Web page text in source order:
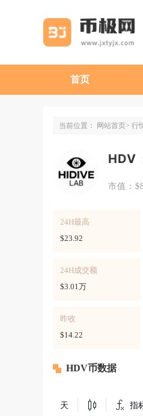
首页
当前位置： 网站首页 行
HDV
市值：
24H最高
$23.92
24H成交额
$3.01万
昨收
$14.22
HDV币数据